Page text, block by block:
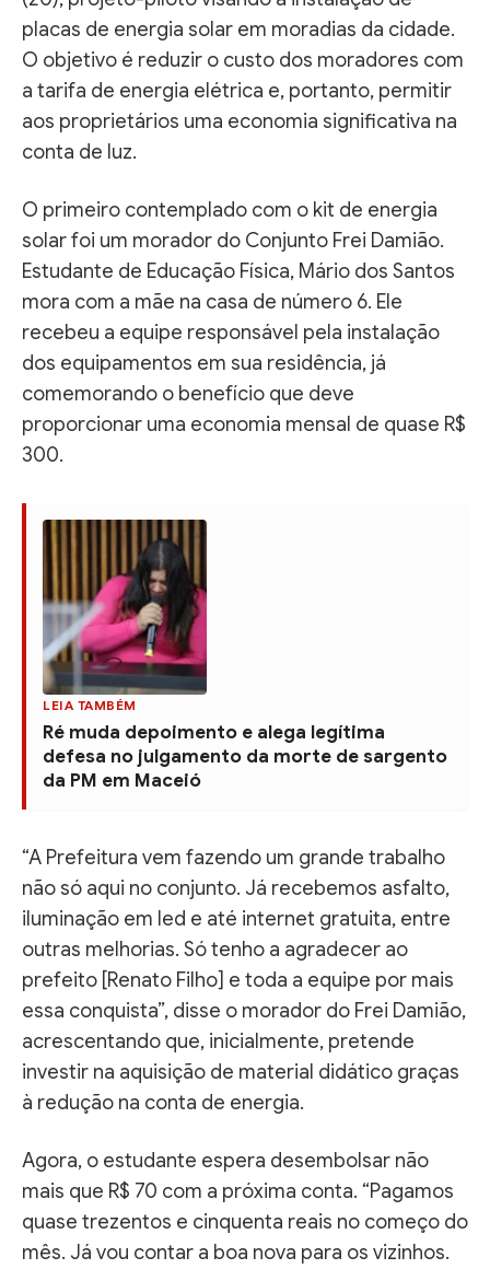
placas de energia solar em moradias da cidade.
O objetivo é reduzir o custo dos moradores com
a tarifa de energia elétrica e, portanto, permitir
aos proprietários uma economia significativa na
conta de luz.
O primeiro contemplado com o kit de energia
solar foi um morador do Conjunto Frei Damião.
Estudante de Educação Física, Mário dos Santos
mora com a mãe na casa de número 6. Ele
recebeu a equipe responsável pela instalação
dos equipamentos em sua residência, já
comemorando o benefício que deve
proporcionar uma economia mensal de quase R$
300.
LEIA TAMBÉM
Ré muda depoimento e alega legítima
defesa no julgamento da morte de sargento
da PM em Maceió
“A Prefeitura vem fazendo um grande trabalho
não só aqui no conjunto. Já recebemos asfalto,
iluminação em led e até internet gratuita, entre
outras melhorias. Só tenho a agradecer ao
prefeito [Renato Filho] e toda a equipe por mais
essa conquista”, disse o morador do Frei Damião,
acrescentando que, inicialmente, pretende
investir na aquisição de material didático graças
à redução na conta de energia.
Agora, o estudante espera desembolsar não
mais que R$ 70 com a próxima conta. “Pagamos
quase trezentos e cinquenta reais no começo do
mês. Já vou contar a boa nova para os vizinhos.